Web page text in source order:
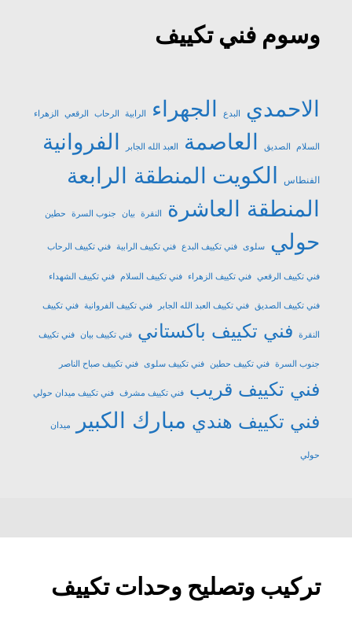
وسوم فني تكييف
الاحمدي البدع الجهراء الرابية الرحاب الرقعي الزهراء
السلام الصديق العاصمة العبد الله الجابر الفروانية
الفنطاس الكويت المنطقة الرابعة
المنطقة العاشرة
النقرة بيان جنوب السرة حطين
حولي سلوى فني تكييف البدع فني تكييف الرابية فني تكييف الرحاب
فني تكييف الرقعي فني تكييف الزهراء فني تكييف السلام فني تكييف الشهداء
فني تكييف الصديق فني تكييف العبد الله الجابر فني تكييف الفروانية فني تكييف
النقرة فني تكييف باكستاني فني تكييف بيان فني تكييف
جنوب السرة فني تكييف حطين فني تكييف سلوى فني تكييف صباح الناصر
فني تكييف قريب فني تكييف مشرف فني تكييف ميدان حولي
فني تكييف هندي مبارك الكبير ميدان
حولي
تركيب وتصليح وحدات تكييف